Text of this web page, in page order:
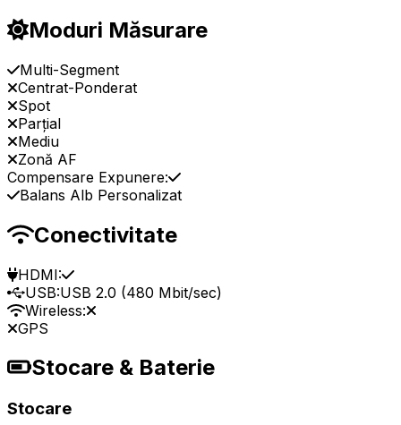
Moduri Măsurare
Multi-Segment
Centrat-Ponderat
Spot
Parțial
Mediu
Zonă AF
Compensare Expunere:
Balans Alb Personalizat
Conectivitate
HDMI:
USB:USB 2.0 (480 Mbit/sec)
Wireless:
GPS
Stocare & Baterie
Stocare